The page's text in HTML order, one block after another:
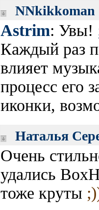
NNkikkoman
Astrim: Увы!
Каждый раз
влияет
процесс его
иконки,
Наталья
Очень
удались
тоже круты